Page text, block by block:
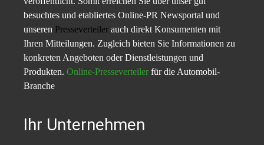
besuchtes und etabliertes Online-PR Newsportal und
unseren Presseverteiler auch direkt Konsumenten mit
Ihren Mitteilungen. Zugleich bieten Sie Informationen zu
konkreten Angeboten oder Dienstleistungen und
Produkten. Online-Presseverteiler für die Automobil-
Branche
Ihr Unternehmen